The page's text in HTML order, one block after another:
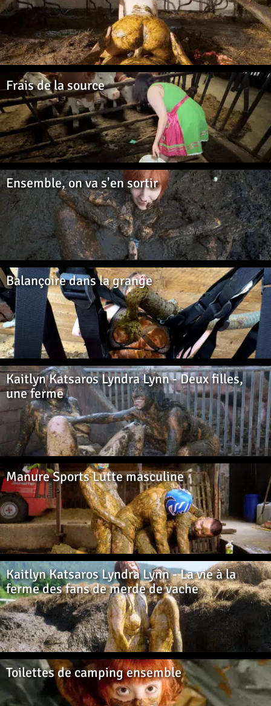
Frais de la source
Ensemble, on va s'en sortir
Balançoire dans la grange
Kaitlyn Katsaros Lyndra Lynn - Deux filles,
une ferme
Manure Sports Lutte masculine
Kaitlyn Katsaros Lyndra Lynn - La vie à la
ferme des fans de merde de vache
Toilettes de camping ensemble